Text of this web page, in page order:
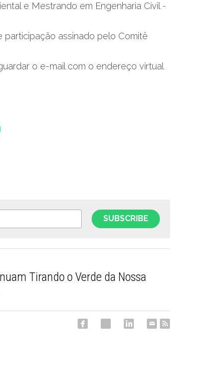
e Mestrando em Engenharia Civil -
assinado pelo Comitê
o e-mail com o endereço virtual
SUBSCRIBE
Tirando o Verde da Nossa